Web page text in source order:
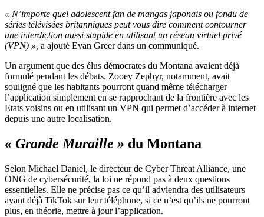
« N’importe quel adolescent fan de mangas japonais ou fondu de
séries télévisées britanniques peut vous dire comment contourner
une interdiction aussi stupide en utilisant un réseau virtuel privé
(VPN) », a ajouté Evan Greer dans un communiqué.
Un argument que des élus démocrates du Montana avaient déjà
formulé pendant les débats. Zooey Zephyr, notamment, avait
souligné que les habitants pourront quand même télécharger
l’application simplement en se rapprochant de la frontière avec les
Etats voisins ou en utilisant un VPN qui permet d’accéder à internet
depuis une autre localisation.
« Grande Muraille » du Montana
Selon Michael Daniel, le directeur de Cyber Threat Alliance, une
ONG de cybersécurité, la loi ne répond pas à deux questions
essentielles. Elle ne précise pas ce qu’il adviendra des utilisateurs
ayant déjà TikTok sur leur téléphone, si ce n’est qu’ils ne pourront
plus, en théorie, mettre à jour l’application.